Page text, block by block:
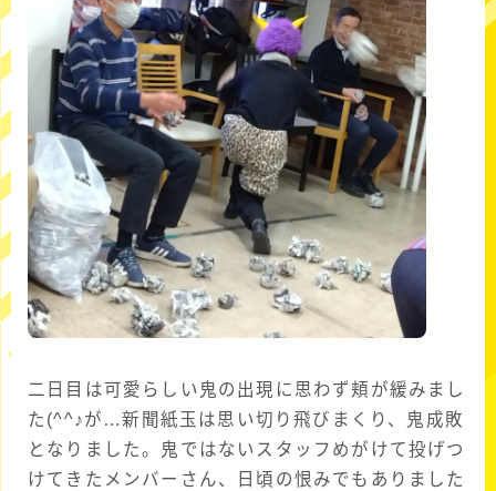
二日目は可愛らしい鬼の出現に思わず頬が緩みまし
た(^^♪が…新聞紙玉は思い切り飛びまくり、鬼成敗
となりました。鬼ではないスタッフめがけて投げつ
けてきたメンバーさん、日頃の恨みでもありました